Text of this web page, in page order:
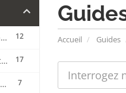
Accueil Guides
12
1. Guide d'utilisation de base CentovaCast
17
2. Guide d'utilisation avancée CentovaCast
7
3. Intégration sur site internet CentovaCast